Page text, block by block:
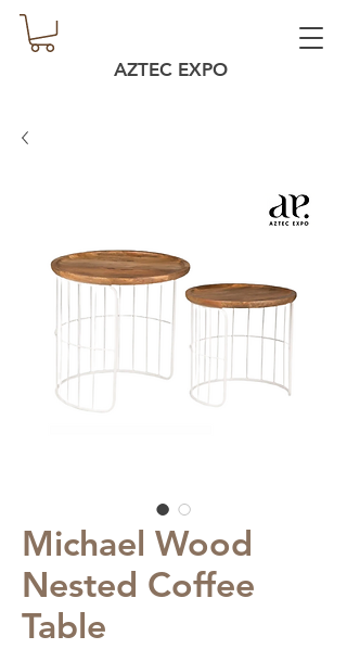
AZTEC EXPO
Michael Wood
Nested Coffee
Table